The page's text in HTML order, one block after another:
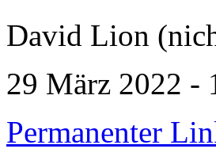
David Lion
29 März 2022 -
Permanenter